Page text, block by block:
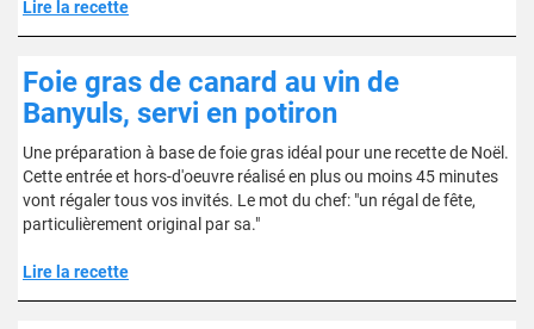
Lire la recette
Foie gras de canard au vin de
Banyuls, servi en potiron
Une préparation à base de foie gras idéal pour une recette de Noël.
Cette entrée et hors-d'oeuvre réalisé en plus ou moins 45 minutes
vont régaler tous vos invités. Le mot du chef: "un régal de fête,
particulièrement original par sa."
Lire la recette